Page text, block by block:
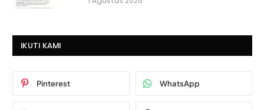
IKUTI KAMI
Pinterest WhatsApp